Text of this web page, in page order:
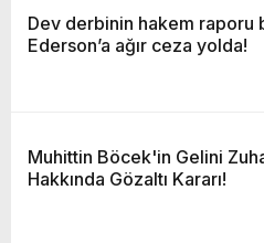
Dev derbinin hakem raporu
Ederson’a ağır ceza yolda!
Muhittin Böcek'in Gelini
Hakkında Gözaltı Kararı!